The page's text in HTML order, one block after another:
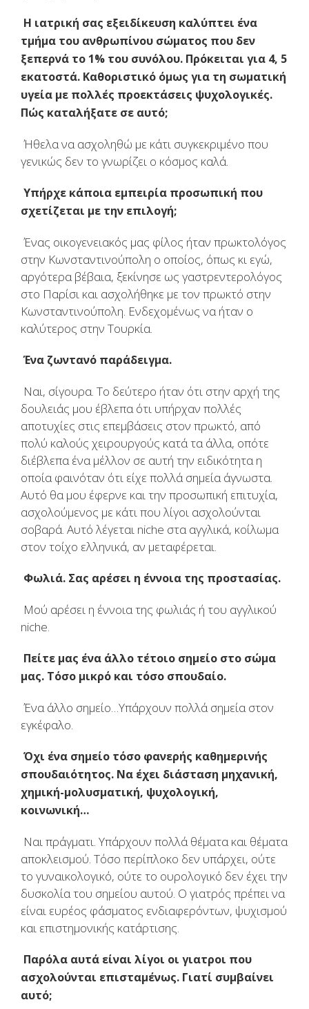
Η ιατρική σας εξειδίκευση καλύπτει ένα
τμήμα του ανθρωπίνου σώματος που δεν
ξεπερνά το 1% του συνόλου. Πρόκειται για 4, 5
εκατοστά. Καθοριστικό όμως για τη σωματική
υγεία με πολλές προεκτάσεις ψυχολογικές.
Πώς καταλήξατε σε αυτό;
Ήθελα να ασχοληθώ με κάτι συγκεκριμένο που
γενικώς δεν το γνωρίζει ο κόσμος καλά.
Υπήρχε κάποια εμπειρία προσωπική που
σχετίζεται με την επιλογή;
Ένας οικογενειακός μας φίλος ήταν πρωκτολόγος
στην Κωνσταντινούπολη ο οποίος, όπως κι εγώ,
αργότερα βέβαια, ξεκίνησε ως γαστρεντερολόγος
στο Παρίσι και ασχολήθηκε με τον πρωκτό στην
Κωνσταντινούπολη. Ενδεχομένως να ήταν ο
καλύτερος στην Τουρκία.
Ένα ζωντανό παράδειγμα.
Ναι, σίγουρα. Το δεύτερο ήταν ότι στην αρχή της
δουλειάς μου έβλεπα ότι υπήρχαν πολλές
αποτυχίες στις επεμβάσεις στον πρωκτό, από
πολύ καλούς χειρουργούς κατά τα άλλα, οπότε
διέβλεπα ένα μέλλον σε αυτή την ειδικότητα η
οποία φαινόταν ότι είχε πολλά σημεία άγνωστα.
Αυτό θα μου έφερνε και την προσωπική επιτυχία,
ασχολούμενος με κάτι που λίγοι ασχολούνται
σοβαρά. Αυτό λέγεται niche στα αγγλικά, κοίλωμα
στον τοίχο ελληνικά, αν μεταφέρεται.
Φωλιά. Σας αρέσει η έννοια της προστασίας.
Μού αρέσει η έννοια της φωλιάς ή του αγγλικού
niche.
Πείτε μας ένα άλλο τέτοιο σημείο στο σώμα
μας. Τόσο μικρό και τόσο σπουδαίο.
Ένα άλλο σημείο…Υπάρχουν πολλά σημεία στον
εγκέφαλο.
Όχι ένα σημείο τόσο φανερής καθημερινής
σπουδαιότητος. Να έχει διάσταση μηχανική,
χημική-μολυσματική, ψυχολογική,
κοινωνική…
Ναι πράγματι. Υπάρχουν πολλά θέματα και θέματα
αποκλεισμού. Τόσο περίπλοκο δεν υπάρχει, ούτε
το γυναικολογικό, ούτε το ουρολογικό δεν έχει την
δυσκολία του σημείου αυτού. Ο γιατρός πρέπει να
είναι ευρέος φάσματος ενδιαφερόντων, ψυχισμού
και επιστημονικής κατάρτισης.
Παρόλα αυτά είναι λίγοι οι γιατροι που
ασχολούνται επισταμένως. Γιατί συμβαίνει
αυτό;